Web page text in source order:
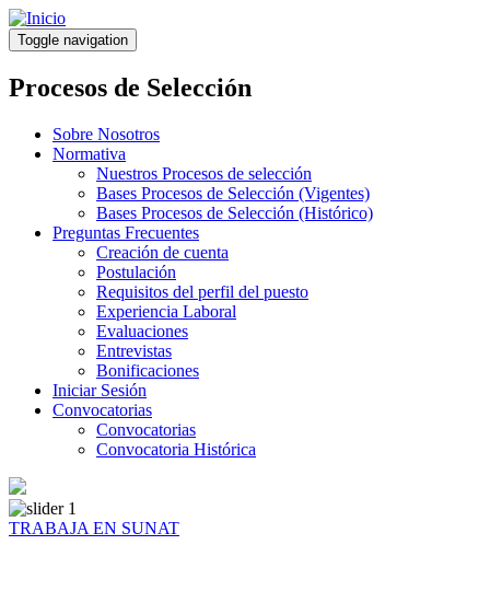
Pasar
al
contenido
principal
Toggle navigation
Procesos de Selección
Sobre Nosotros
Normativa
Nuestros Procesos de selección
Bases Procesos de Selección (Vigentes)
Bases Procesos de Selección (Histórico)
Preguntas Frecuentes
Creación de cuenta
Postulación
Requisitos del perfil del puesto
Experiencia Laboral
Evaluaciones
Entrevistas
Bonificaciones
Iniciar Sesión
Convocatorias
Convocatorias
Convocatoria Histórica
TRABAJA EN SUNAT